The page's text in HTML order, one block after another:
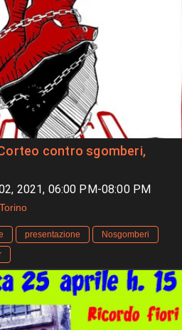
contro sgomberi,
2021, 06:00 PM-08:00 PM
presentazione
Nosgomberi